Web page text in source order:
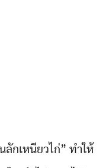
กเหนียวไก่” ทำให้